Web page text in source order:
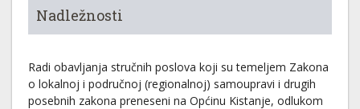
Nadležnosti
Radi obavljanja stručnih poslova koji su temeljem Zakona
o lokalnoj i područnoj (regionalnoj) samoupravi i drugih
posebnih zakona preneseni na Općinu Kistanje, odlukom